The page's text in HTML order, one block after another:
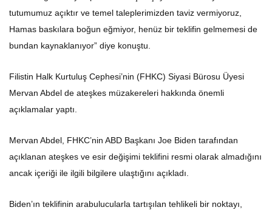
tutumumuz açıktır ve temel taleplerimizden taviz vermiyoruz,
Hamas baskılara boğun eğmiyor, henüz bir teklifin gelmemesi de
bundan kaynaklanıyor” diye konuştu.
Filistin Halk Kurtuluş Cephesi’nin (FHKC) Siyasi Bürosu Üyesi
Mervan Abdel de ateşkes müzakereleri hakkında önemli
açıklamalar yaptı.
Mervan Abdel, FHKC’nin ABD Başkanı Joe Biden tarafından
açıklanan ateşkes ve esir değişimi teklifini resmi olarak almadığını
ancak içeriği ile ilgili bilgilere ulaştığını açıkladı.
Biden’ın teklifinin arabulucularla tartışılan tehlikeli bir noktayı,